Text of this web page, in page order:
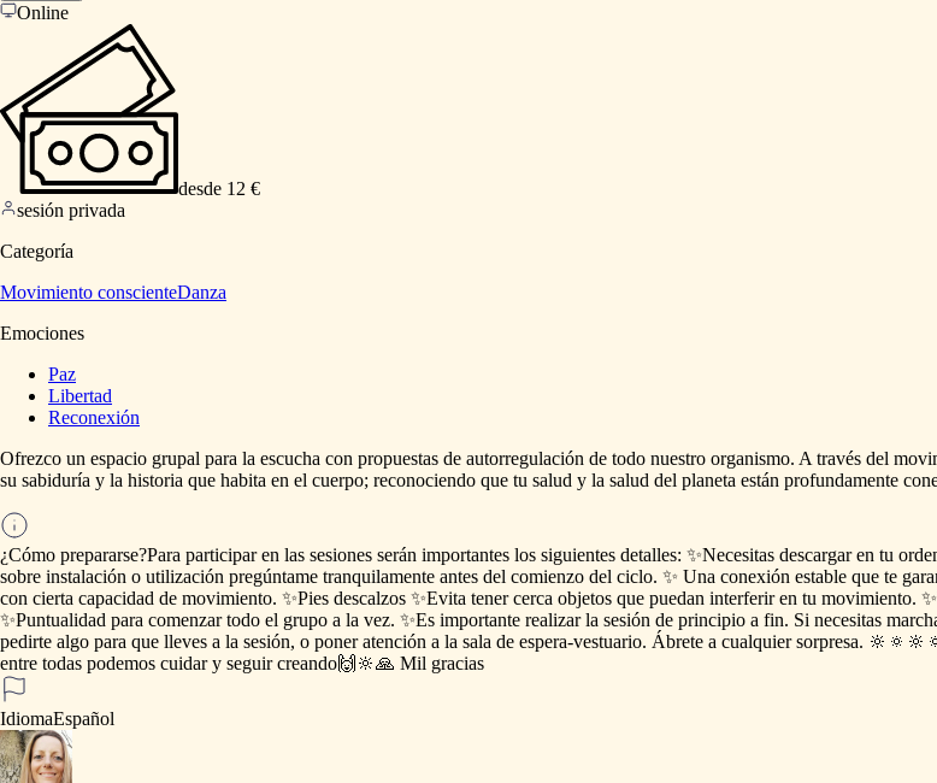
Online
desde 12 €
sesión privada
Categoría
Movimiento conscienteDanza
Emociones
Paz
Libertad
Reconexión
Ofrezco un espacio grupal para la escucha con propuestas de autorregulación de todo nuestro organismo. A través del
su sabiduría y la historia que habita en el cuerpo; reconociendo que tu salud y la salud del planeta están profundamente
¿Cómo prepararse?Para participar en las sesiones serán importantes los siguientes detalles: ✨Necesitas descargar en tu
sobre instalación o utilización pregúntame tranquilamente antes del comienzo del ciclo. ✨ Una conexión estable que te
con cierta capacidad de movimiento. ✨Pies descalzos ✨Evita tener cerca objetos que puedan interferir en tu movimiento.
✨Puntualidad para comenzar todo el grupo a la vez. ✨Es importante realizar la sesión de principio a fin. Si necesitas
pedirte algo para que lleves a la sesión, o poner atención a la sala de espera-vestuario. Ábrete a cualquier sorpresa.
entre todas podemos cuidar y seguir creando🙌🔆🙏 Mil gracias
IdiomaEspañol